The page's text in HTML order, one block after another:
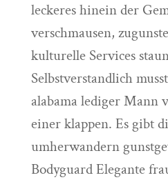
leckeres hinein der
verschmausen,
kulturelle Services
Selbstverstandlich
alabama lediger Mann
einer klappen. Es gibt
umherwandern
Bodyguard Elegante